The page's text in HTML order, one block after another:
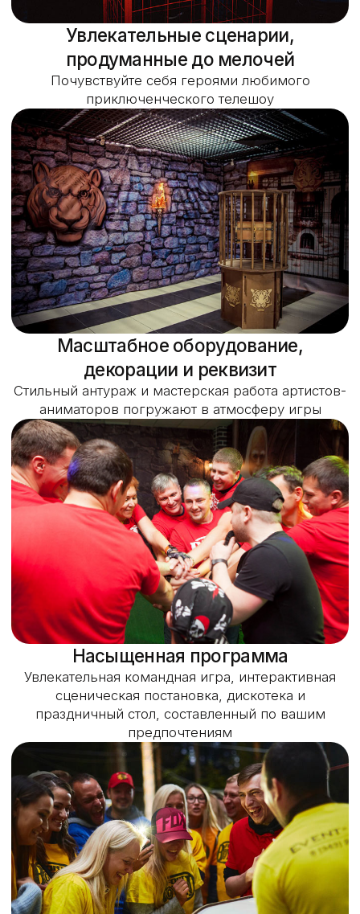
Организация мероприятия под ключ
Кроме игры, дискотеки и банкета, вы получите
фото- и видеосъемку вашего дня рождения, а
также фирменные подарки от площадки
Станьте героем
увлекательной игры
Испытания как в телешоу
Элементы контактного
зоопарка
Шквал спецэффектов под
интригующую музыку
Посмотрите видео о Форт Боярд
и узнайте, почему наши гости говорят,
что раньше не испытывали таких эмоций